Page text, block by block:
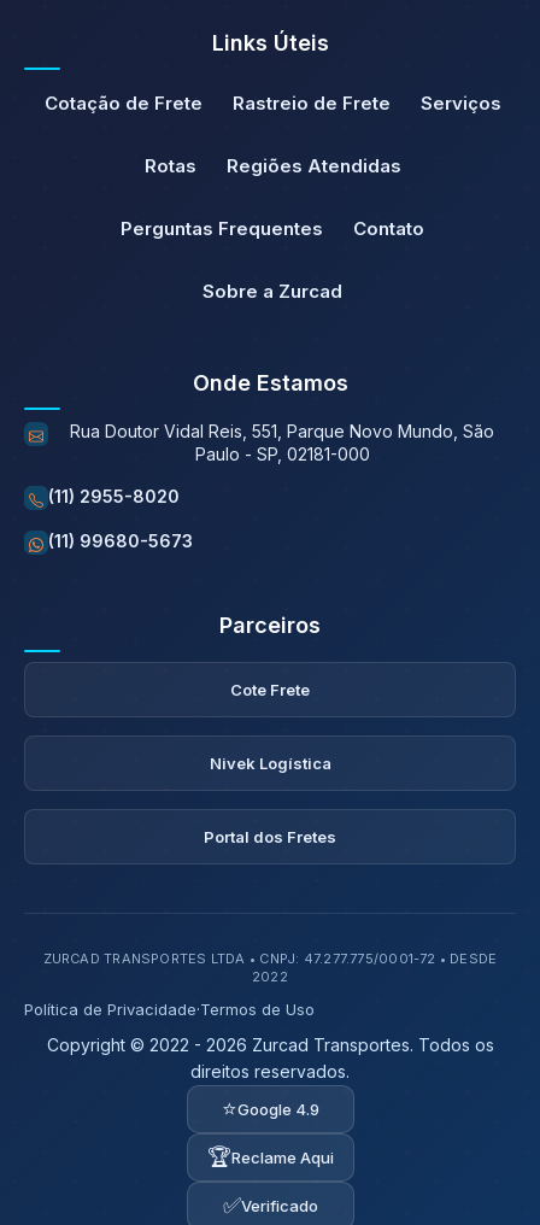
Links Úteis
Cotação de Frete Rastreio de Frete Serviços
Rotas Regiões Atendidas
Perguntas Frequentes Contato
Sobre a Zurcad
Onde Estamos
Rua Doutor Vidal Reis, 551, Parque Novo Mundo, São
Paulo - SP, 02181-000
(11) 2955-8020
(11) 99680-5673
Parceiros
Cote Frete
Nivek Logística
Portal dos Fretes
ZURCAD TRANSPORTES LTDA • CNPJ: 47.277.775/0001-72 • DESDE
2022
Política de Privacidade·Termos de Uso
Copyright © 2022 - 2026 Zurcad Transportes. Todos os
direitos reservados.
⭐Google 4.9
🏆Reclame Aqui
✅Verificado